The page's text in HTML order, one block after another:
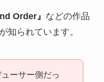
Order』 などの作品
知られています。
ーサー側だっ